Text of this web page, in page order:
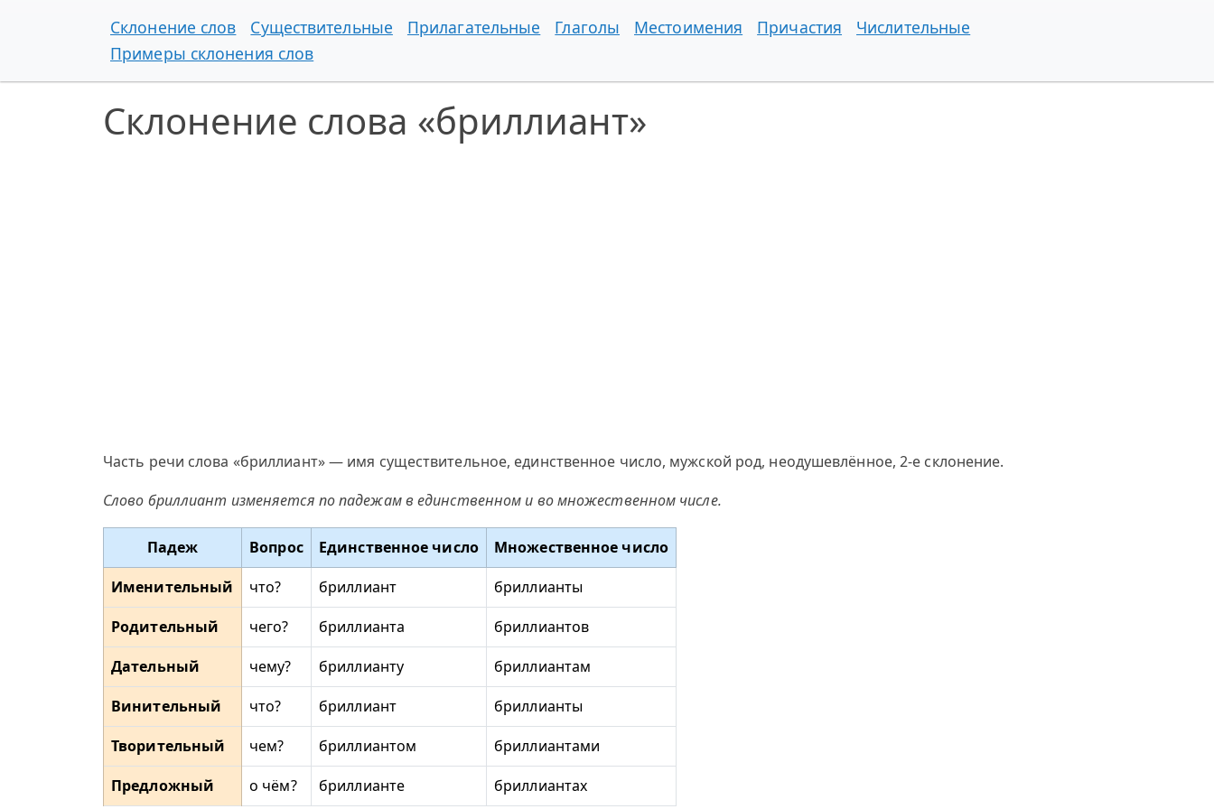
Склонение слов Существительные Прилагательные Глаголы Местоимения Причастия
Числительные
Примеры склонения слов
Склонение слова «бриллиант»
Часть речи слова «бриллиант» — имя существительное, единственное число, мужской род, неодушевлённое, 2-е склонение.
Слово бриллиант изменяется по падежам в единственном и во множественном числе.
Падеж Вопрос Единственное число
Множественное число
Именительный
что? бриллиант
бриллианты
Родительный
чего? бриллианта
бриллиантов
Дательный
чему? бриллианту
бриллиантам
Винительный
что? бриллиант
бриллианты
Творительный
чем? бриллиантом
бриллиантами
Предложный
о чём? бриллианте бриллиантах